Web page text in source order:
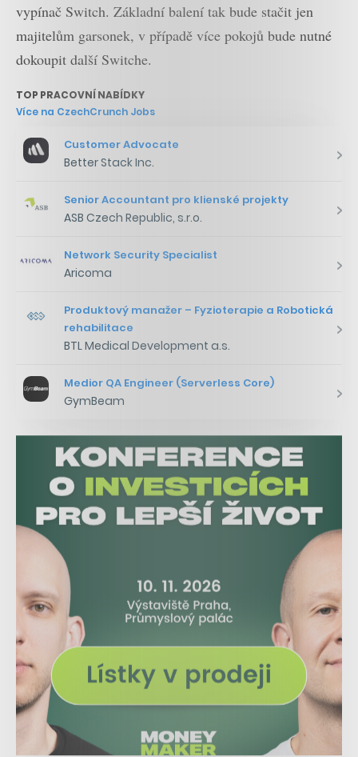
vypínač Switch. Základní balení tak bude stačit jen
majitelům garsonek, v případě více pokojů bude nutné
dokoupit další Switche.
TOP PRACOVNÍ NABÍDKY
Více na CzechCrunch Jobs
Customer Advocate
Better Stack Inc.
Senior Accountant pro klienské projekty
ASB Czech Republic, s.r.o.
Network Security Specialist
Aricoma
Produktový manažer – Fyzioterapie a Robotická
rehabilitace
BTL Medical Development a.s.
Medior QA Engineer (Serverless Core)
GymBeam